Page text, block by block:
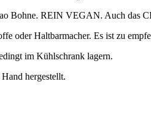
Bohne. REIN VEGAN. Auch das
oder Haltbarmacher. Es ist zu
im Kühlschrank lagern.
hergestellt.